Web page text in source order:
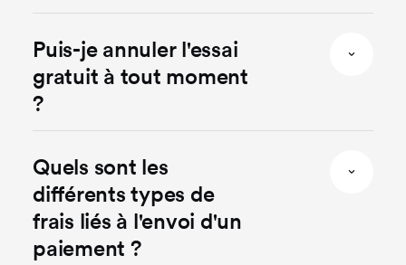
Puis-je annuler l'essai
gratuit à tout moment
?
Quels sont les
différents types de
frais liés à l'envoi d'un
paiement ?